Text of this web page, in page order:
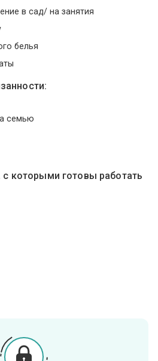
в сад/ на занятия
белья
семью
которыми готовы работать